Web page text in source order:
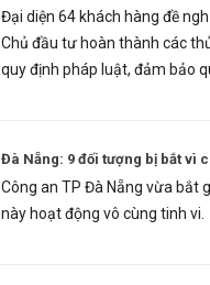
Đại diện 64 khách hàng đề
Chủ đầu tư hoàn thành các
quy định pháp luật, đảm bảo
Đà Nẵng: 9 đối tượng bị bắt vì
Công an TP Đà Nẵng vừa bắt
này hoạt động vô cùng tinh vi.